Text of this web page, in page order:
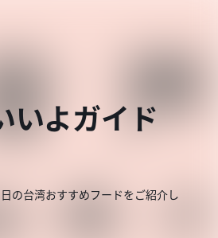
いよガイド
の台湾おすすめフードをご紹介し